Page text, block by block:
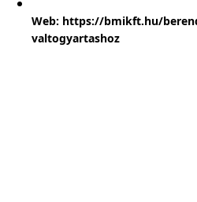
Web: https://bmikft.hu/
valtogyartashoz